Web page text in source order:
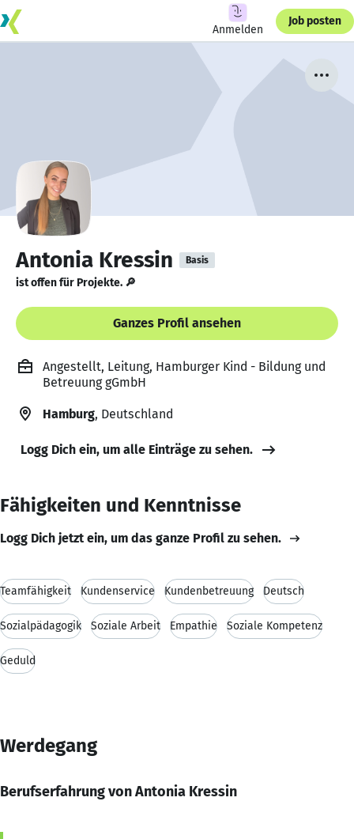
Anmelden
Job posten
Antonia Kressin Basis
ist offen für Projekte. 🔎
Ganzes Profil ansehen
Angestellt, Leitung, Hamburger Kind - Bildung und
Betreuung gGmbH
Hamburg, Deutschland
Logg Dich ein, um alle Einträge zu sehen.
Fähigkeiten und Kenntnisse
Logg Dich jetzt ein, um das ganze Profil zu sehen.
Teamfähigkeit Kundenservice Kundenbetreuung Deutsch
Sozialpädagogik Soziale Arbeit Empathie Soziale Kompetenz
Geduld
Werdegang
Berufserfahrung von Antonia Kressin